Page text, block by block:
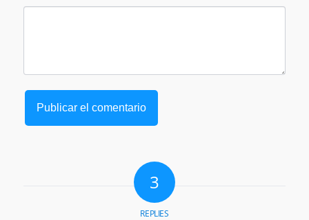
3
REPLIES